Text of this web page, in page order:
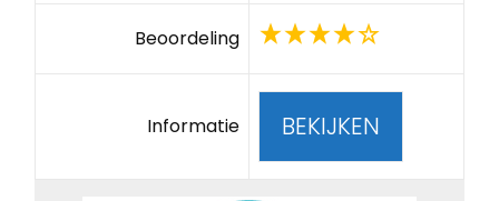
Beoordeling
Informatie BEKIJKEN